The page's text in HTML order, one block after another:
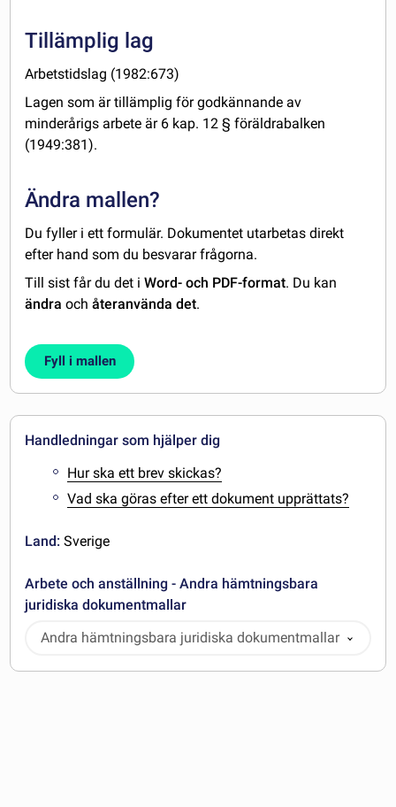
Tillämplig lag
Arbetstidslag (1982:673)
Lagen som är tillämplig för godkännande av
minderårigs arbete är 6 kap. 12 § föräldrabalken
(1949:381).
Ändra mallen?
Du fyller i ett formulär. Dokumentet utarbetas direkt
efter hand som du besvarar frågorna.
Till sist får du det iWord- och PDF-format. Du kan
ändra ochåteranvända det.
Fyll i mallen
Handledningar som hjälper dig
Hur ska ett brev skickas?
Vad ska göras efter ett dokument upprättats?
Land: Sverige
Arbete och anställning - Andra hämtningsbara
juridiska dokumentmallar
Andra hämtningsbara juridiska dokumentmallar